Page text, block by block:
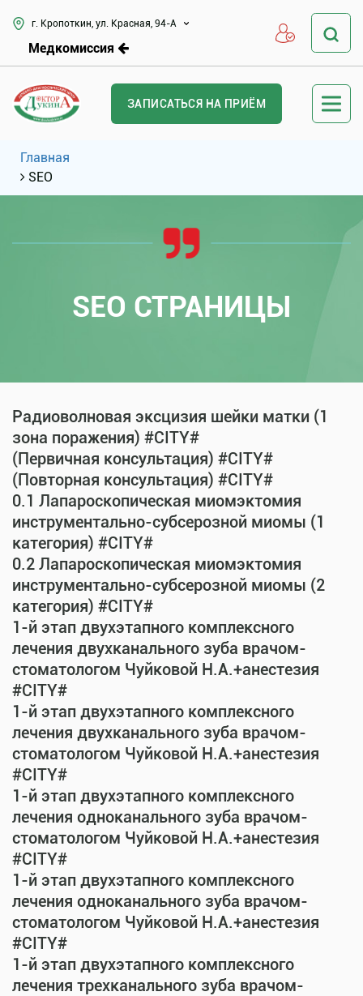
г. Кропоткин, ул. Красная, 94-А
Медкомиссия
ЗАПИСАТЬСЯ НА ПРИЁМ
Главная
SEO
SEO СТРАНИЦЫ
Радиоволновая эксцизия шейки матки (1
зона поражения) #CITY#
(Первичная консультация) #CITY#
(Повторная консультация) #CITY#
0.1 Лапароскопическая миомэктомия
инструментально-субсерозной миомы (1
категория) #CITY#
0.2 Лапароскопическая миомэктомия
инструментально-субсерозной миомы (2
категория) #CITY#
1-й этап двухэтапного комплексного
лечения двухканального зуба врачом-
стоматологом Чуйковой Н.А.+анестезия
#CITY#
1-й этап двухэтапного комплексного
лечения двухканального зуба врачом-
стоматологом Чуйковой Н.А.+анестезия
#CITY#
1-й этап двухэтапного комплексного
лечения одноканального зуба врачом-
стоматологом Чуйковой Н.А.+анестезия
#CITY#
1-й этап двухэтапного комплексного
лечения одноканального зуба врачом-
стоматологом Чуйковой Н.А.+анестезия
#CITY#
1-й этап двухэтапного комплексного
лечения трехканального зуба врачом-